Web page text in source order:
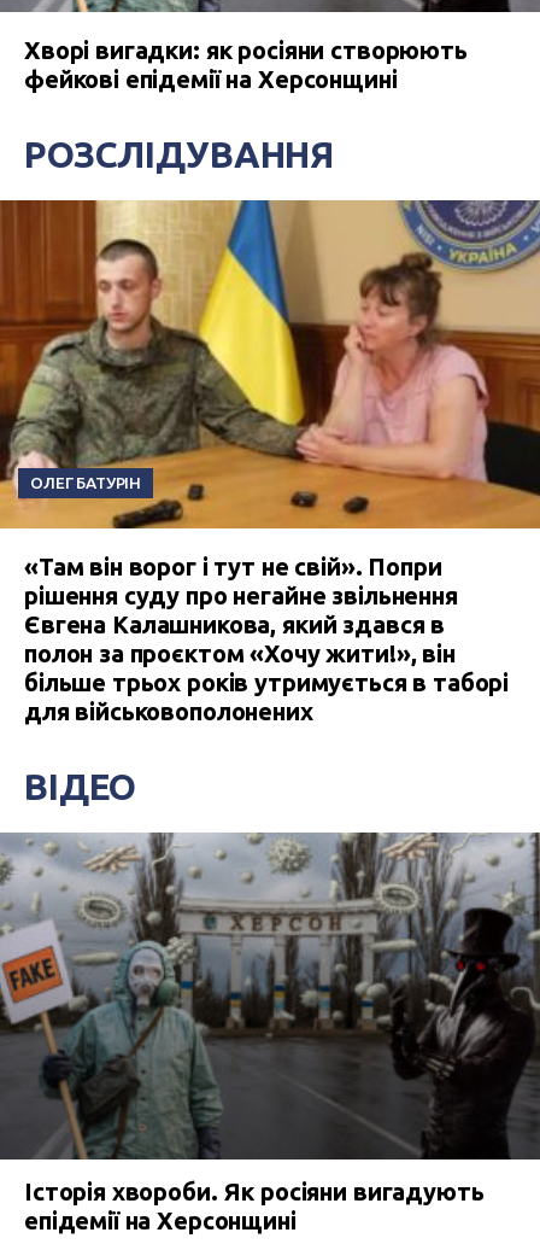
Хворі вигадки: як росіяни створюють
фейкові епідемії на Херсонщині
РОЗСЛІДУВАННЯ
ОЛЕГ БАТУРІН
«Там він ворог і тут не свій». Попри
рішення суду про негайне звільнення
Євгена Калашникова, який здався в
полон за проєктом «Хочу жити!», він
більше трьох років утримується в таборі
для військовополонених
ВІДЕО
Історія хвороби. Як росіяни вигадують
епідемії на Херсонщині